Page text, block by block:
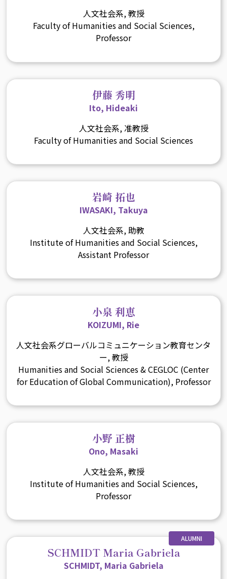
人文社会系, 教授
Faculty of Humanities and Social Sciences,
Professor
伊藤 秀明
Ito, Hideaki
人文社会系, 准教授
Faculty of Humanities and Social Sciences
岩崎 拓也
IWASAKI, Takuya
人文社会系, 助教
Institute of Humanities and Social Sciences,
Assistant Professor
小泉 利恵
KOIZUMI, Rie
人文社会系グローバルコミュニケーション教育センタ
ー, 教授
Humanities and Social Sciences & CEGLOC (Center
for Education of Global Communication), Professor
小野 正樹
Ono, Masaki
人文社会系, 教授
Institute of Humanities and Social Sciences,
Professor
ALUMNI
SCHMIDT Maria Gabriela
SCHMIDT, Maria Gabriela